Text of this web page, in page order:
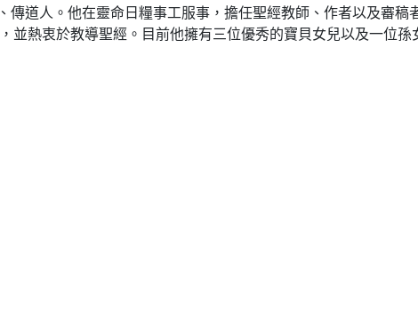
傳道人。他在靈命日糧事工服事，擔任聖經教師、作者以及審稿
並熱衷於教導聖經。目前他擁有三位優秀的寶貝女兒以及一位孫